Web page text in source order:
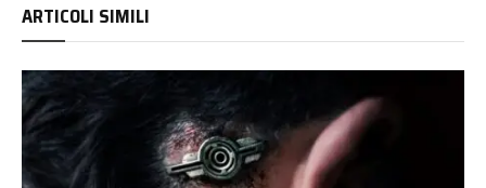
ARTICOLI SIMILI